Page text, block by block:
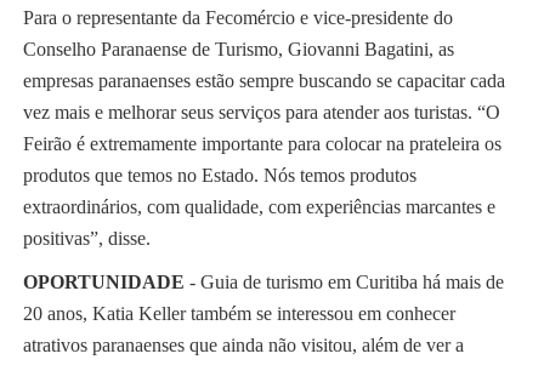
Para o representante da Fecomércio e vice-presidente do
Conselho Paranaense de Turismo, Giovanni Bagatini, as
empresas paranaenses estão sempre buscando se capacitar cada
vez mais e melhorar seus serviços para atender aos turistas. “O
Feirão é extremamente importante para colocar na prateleira os
produtos que temos no Estado. Nós temos produtos
extraordinários, com qualidade, com experiências marcantes e
positivas”, disse.
OPORTUNIDADE - Guia de turismo em Curitiba há mais de
20 anos, Katia Keller também se interessou em conhecer
atrativos paranaenses que ainda não visitou, além de ver a